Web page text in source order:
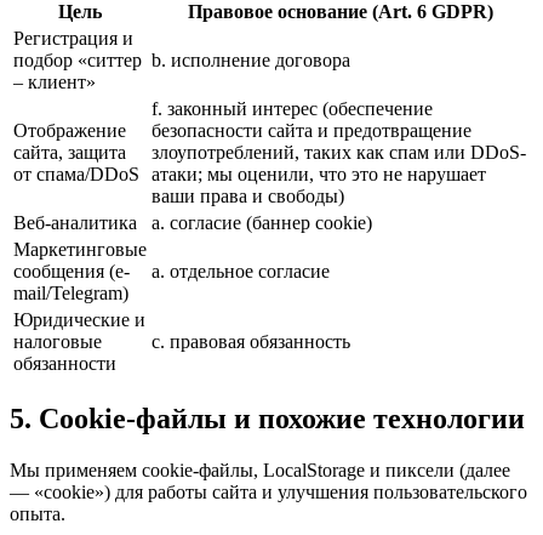
Цель
Правовое основание (Art. 6 GDPR)
Регистрация и
подбор «ситтер
– клиент»
b. исполнение договора
Отображение
сайта, защита
от спама/DDoS
f. законный интерес (обеспечение
безопасности сайта и предотвращение
злоупотреблений, таких как спам или DDoS-
атаки; мы оценили, что это не нарушает
ваши права и свободы)
Веб-аналитика
a. согласие (баннер cookie)
Маркетинговые
сообщения (e-
mail/Telegram)
a. отдельное согласие
Юридические и
налоговые
обязанности
c. правовая обязанность
5. Cookie-файлы и похожие технологии
Мы применяем cookie-файлы, LocalStorage и пиксели (далее
— «cookie») для работы сайта и улучшения пользовательского
опыта.